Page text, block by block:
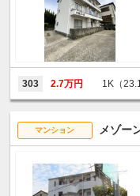
303 2.7万円 1K（
マンション メゾー